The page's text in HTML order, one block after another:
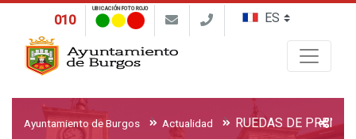
010
UBICACIÓN FOTO ROJO
Ayuntamiento de Burgos Actualidad